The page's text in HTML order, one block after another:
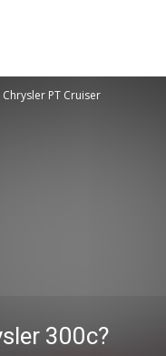
Chrysler PT Cruiser
300c?